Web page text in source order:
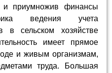
приумножив финансы
ведения учета
в сельском хозяйстве
имеет прямое
и живым организмам,
труда. Большая